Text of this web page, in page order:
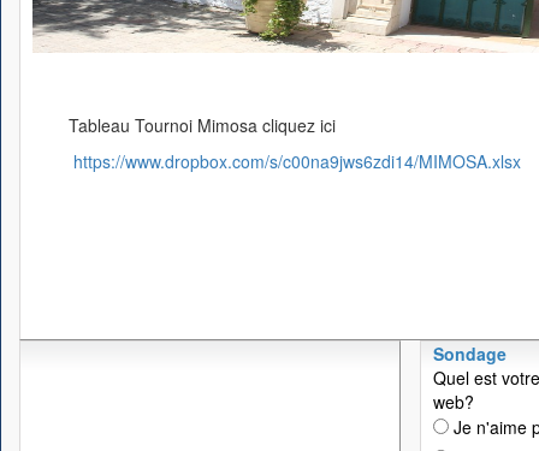
Tableau Tournoi Mimosa cliquez ici
https://www.dropbox.com/s/c00na9jws6zdi14/MIMOSA.xlsx
Sondage
Quel est
web?
Je n'aime